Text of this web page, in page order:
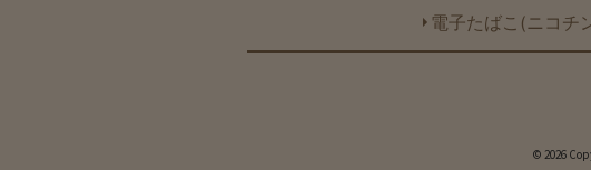
電子たばこ(ニコチ
© 2026